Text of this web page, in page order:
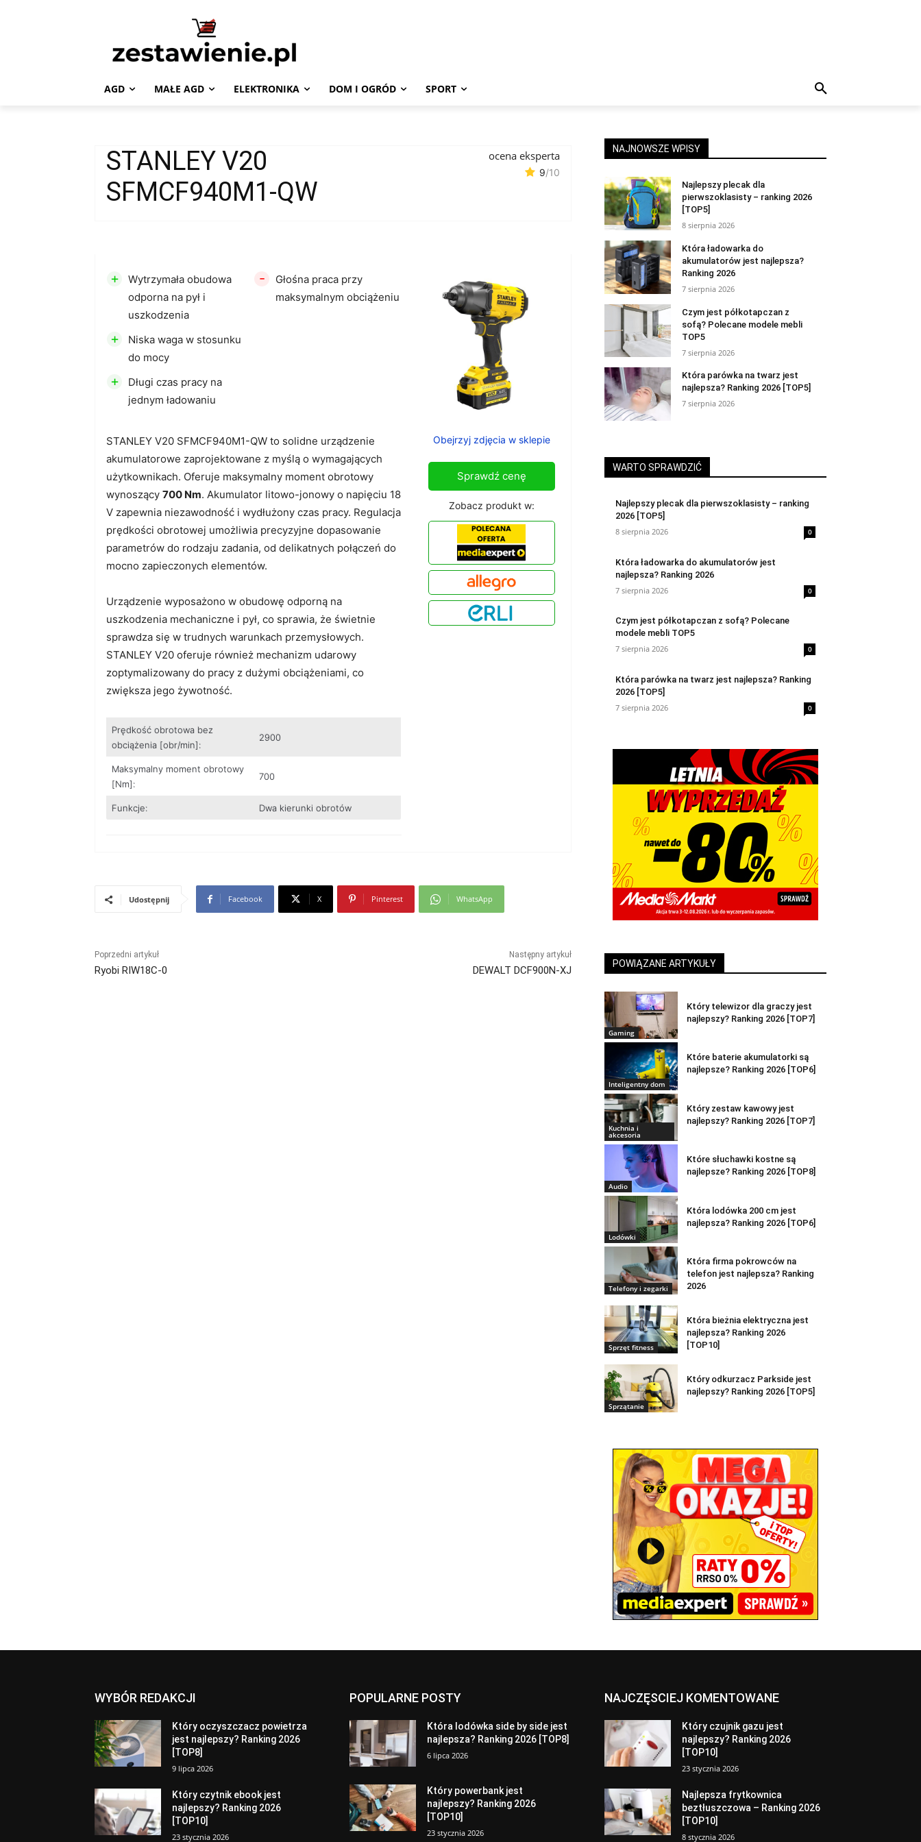
AGD MAŁE AGD ELEKTRONIKA DOM I OGRÓD SPORT
STANLEY V20
SFMCF940M1-QW
ocena eksperta
9/10
STANLEY V20 SFMCF940M1-QW to solidne urządzenie
akumulatorowe zaprojektowane z myślą o wymagających
użytkownikach. Oferuje maksymalny moment obrotowy
wynoszący 700 Nm. Akumulator litowo-jonowy o napięciu 18
V zapewnia niezawodność i wydłużony czas pracy. Regulacja
prędkości obrotowej umożliwia precyzyjne dopasowanie
parametrów do rodzaju zadania, od delikatnych połączeń do
mocno zapieczonych elementów.
Urządzenie wyposażono w obudowę odporną na
uszkodzenia mechaniczne i pył, co sprawia, że świetnie
sprawdza się w trudnych warunkach przemysłowych.
STANLEY V20 oferuje również mechanizm udarowy
zoptymalizowany do pracy z dużymi obciążeniami, co
zwiększa jego żywotność.
Prędkość obrotowa bez
obciążenia [obr/min]:
2900
Maksymalny moment obrotowy
[Nm]:
700
Funkcje: Dwa kierunki obrotów
+
Wytrzymała obudowa
odporna na pył i
uszkodzenia
+
Niska waga w stosunku
do mocy
+
Długi czas pracy na
jednym ładowaniu
-
Głośna praca przy
maksymalnym obciążeniu
Obejrzyj zdjęcia w sklepie
Sprawdź cenę
Zobacz produkt w:
Udostępnij Facebook X Pinterest WhatsApp
Poprzedni artykuł
Ryobi RIW18C-0
Następny artykuł
DEWALT DCF900N-XJ
NAJNOWSZE WPISY
Najlepszy plecak dla
pierwszoklasisty – ranking 2026
[TOP5]
8 sierpnia 2026
Która ładowarka do
akumulatorów jest najlepsza?
Ranking 2026
7 sierpnia 2026
Czym jest półkotapczan z
sofą? Polecane modele mebli
TOP5
7 sierpnia 2026
Która parówka na twarz jest
najlepsza? Ranking 2026 [TOP5]
7 sierpnia 2026
WARTO SPRAWDZIĆ
Najlepszy plecak dla pierwszoklasisty – ranking
2026 [TOP5]
8 sierpnia 2026
0
Która ładowarka do akumulatorów jest
najlepsza? Ranking 2026
7 sierpnia 2026
0
Czym jest półkotapczan z sofą? Polecane
modele mebli TOP5
7 sierpnia 2026
0
Która parówka na twarz jest najlepsza? Ranking
2026 [TOP5]
7 sierpnia 2026
0
POWIĄZANE ARTYKUŁY
Gaming
Który telewizor dla graczy jest
najlepszy? Ranking 2026 [TOP7]
Inteligentny dom
Które baterie akumulatorki są
najlepsze? Ranking 2026 [TOP6]
Kuchnia i
akcesoria
Który zestaw kawowy jest
najlepszy? Ranking 2026 [TOP7]
Audio
Które słuchawki kostne są
najlepsze? Ranking 2026 [TOP8]
Lodówki
Która lodówka 200 cm jest
najlepsza? Ranking 2026 [TOP6]
Telefony i zegarki
Która firma pokrowców na
telefon jest najlepsza? Ranking
2026
Sprzęt fitness
Która bieżnia elektryczna jest
najlepsza? Ranking 2026
[TOP10]
Sprzątanie
Który odkurzacz Parkside jest
najlepszy? Ranking 2026 [TOP5]
WYBÓR REDAKCJI
Który oczyszczacz powietrza
jest najlepszy? Ranking 2026
[TOP8]
9 lipca 2026
Który czytnik ebook jest
najlepszy? Ranking 2026
[TOP10]
23 stycznia 2026
POPULARNE POSTY
Która lodówka side by side jest
najlepsza? Ranking 2026 [TOP8]
6 lipca 2026
Który powerbank jest
najlepszy? Ranking 2026
[TOP10]
23 stycznia 2026
NAJCZĘSCIEJ KOMENTOWANE
Który czujnik gazu jest
najlepszy? Ranking 2026
[TOP10]
23 stycznia 2026
Najlepsza frytkownica
beztłuszczowa – Ranking 2026
[TOP10]
8 stycznia 2026